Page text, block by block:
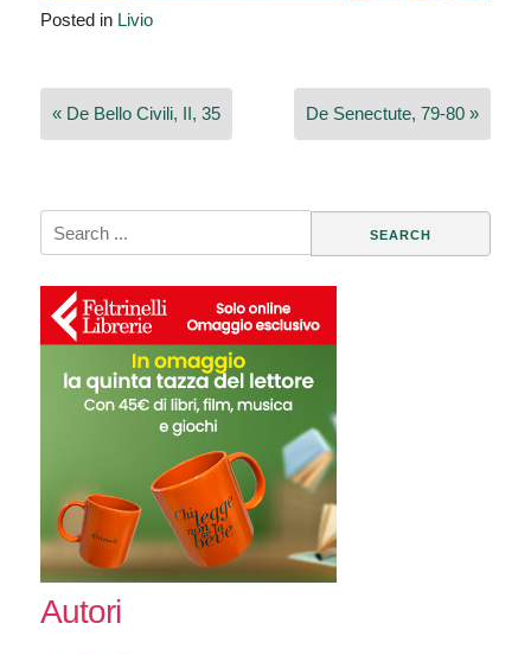
Posted in Livio
Navigazione
articoli
« De Bello Civili, II, 35 De Senectute, 79-80 »
Search
for:
Autori